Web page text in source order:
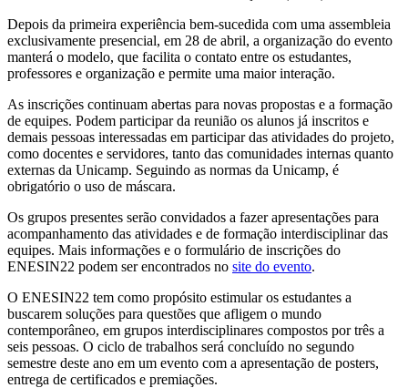
Depois da primeira experiência bem-sucedida com uma assembleia
exclusivamente presencial, em 28 de abril, a organização do evento
manterá o modelo, que facilita o contato entre os estudantes,
professores e organização e permite uma maior interação.
As inscrições continuam abertas para novas propostas e a formação
de equipes. Podem participar da reunião os alunos já inscritos e
demais pessoas interessadas em participar das atividades do projeto,
como docentes e servidores, tanto das comunidades internas quanto
externas da Unicamp. Seguindo as normas da Unicamp, é
obrigatório o uso de máscara.
Os grupos presentes serão convidados a fazer apresentações para
acompanhamento das atividades e de formação interdisciplinar das
equipes. Mais informações e o formulário de inscrições do
ENESIN22 podem ser encontrados no site do evento.
O ENESIN22 tem como propósito estimular os estudantes a
buscarem soluções para questões que afligem o mundo
contemporâneo, em grupos interdisciplinares compostos por três a
seis pessoas. O ciclo de trabalhos será concluído no segundo
semestre deste ano em um evento com a apresentação de posters,
entrega de certificados e premiações.